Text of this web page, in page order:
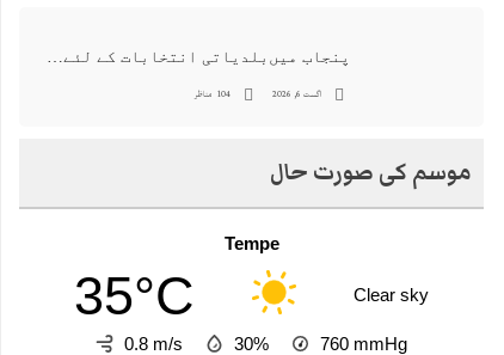
پنجاب میں‌بلدیاتی انتخابات کے لئے 12 ارب روپے سے زائد مختص کرنے کی منظوری
اگست 6, 2026 104 مناظر
موسم کی صورت حال
Tempe
35°C Clear sky
0.8 m/s 30% 760 mmHg